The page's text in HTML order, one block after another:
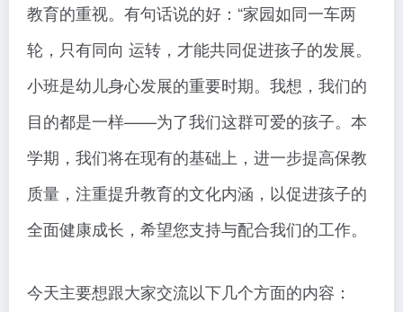
教育的重视。有句话说的好：“家园如同一车两
轮，只有同向 运转，才能共同促进孩子的发展。
小班是幼儿身心发展的重要时期。我想，我们的
目的都是一样——为了我们这群可爱的孩子。本
学期，我们将在现有的基础上，进一步提高保教
质量，注重提升教育的文化内涵，以促进孩子的
全面健康成长，希望您支持与配合我们的工作。
今天主要想跟大家交流以下几个方面的内容：